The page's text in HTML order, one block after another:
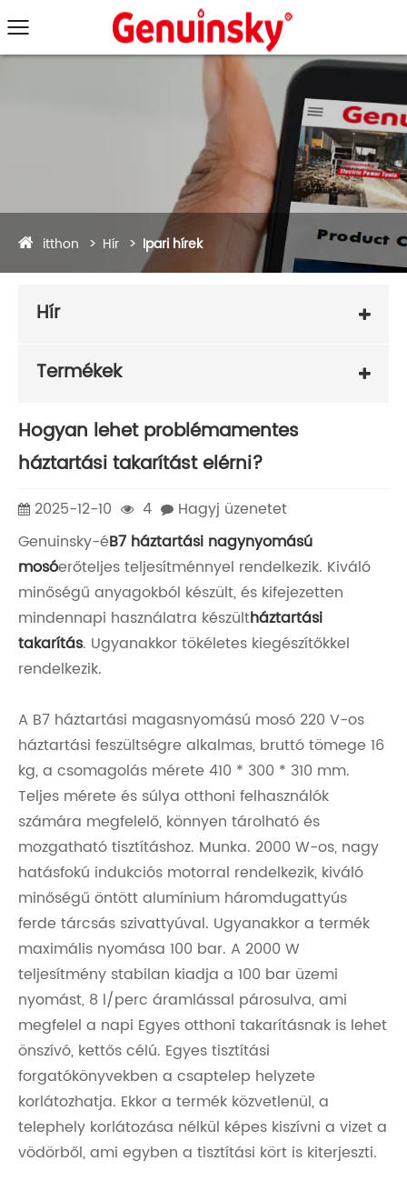
itthon Hír Ipari hírek
Hír
Termékek
Hogyan lehet problémamentes
háztartási takarítást elérni?
2025-12-10 4
Hagyj üzenetet
Genuinsky-éB7 háztartási nagynyomású
mosóerőteljes teljesítménnyel rendelkezik. Kiváló
minőségű anyagokból készült, és kifejezetten
mindennapi használatra készültháztartási
takarítás. Ugyanakkor tökéletes kiegészítőkkel
rendelkezik.
A B7 háztartási magasnyomású mosó 220 V-os
háztartási feszültségre alkalmas, bruttó tömege 16
kg, a csomagolás mérete 410 * 300 * 310 mm.
Teljes mérete és súlya otthoni felhasználók
számára megfelelő, könnyen tárolható és
mozgatható tisztításhoz. Munka. 2000 W-os, nagy
hatásfokú indukciós motorral rendelkezik, kiváló
minőségű öntött alumínium háromdugattyús
ferde tárcsás szivattyúval. Ugyanakkor a termék
maximális nyomása 100 bar. A 2000 W
teljesítmény stabilan kiadja a 100 bar üzemi
nyomást, 8 l/perc áramlással párosulva, ami
megfelel a napi Egyes otthoni takarításnak is lehet
önszívó, kettős célú. Egyes tisztítási
forgatókönyvekben a csaptelep helyzete
korlátozhatja. Ekkor a termék közvetlenül, a
telephely korlátozása nélkül képes kiszívni a vizet a
vödörből, ami egyben a tisztítási kört is kiterjeszti.